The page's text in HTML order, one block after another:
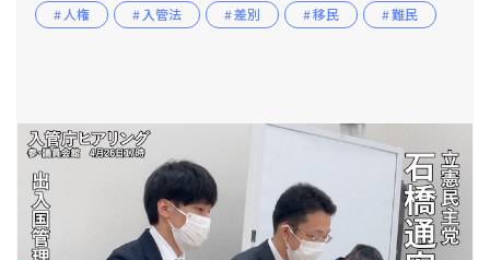
# 人権 # 入管法 # 差別 # 移民 # 難民